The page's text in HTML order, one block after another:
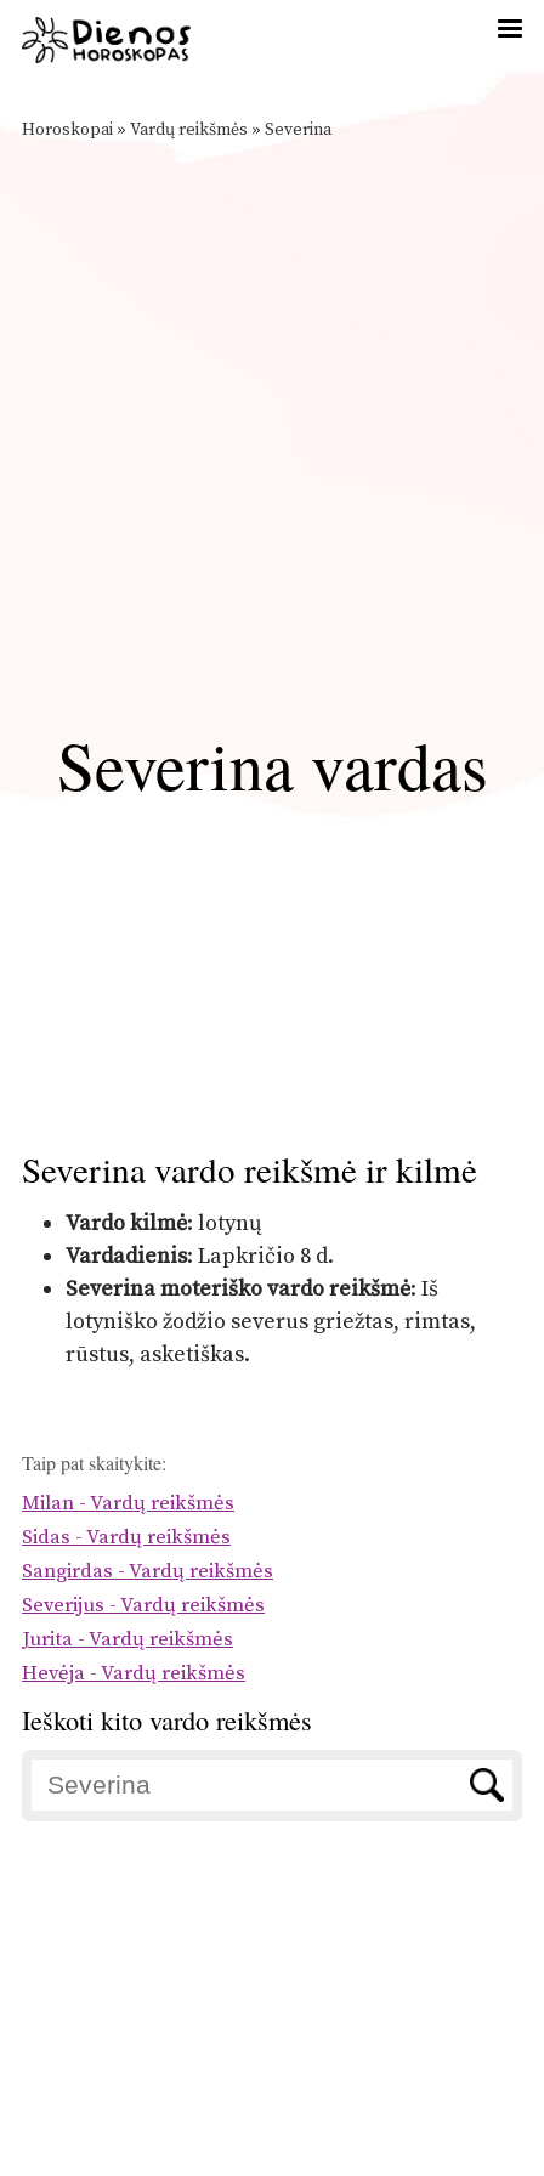
Horoskopai » Vardų reikšmės » Severina
Severina vardas
Severina vardo reikšmė ir kilmė
Vardo kilmė: lotynų
Vardadienis: Lapkričio 8 d.
Severina moteriško vardo reikšmė: Iš
lotyniško žodžio severus griežtas, rimtas,
rūstus, asketiškas.
Taip pat skaitykite:
Milan - Vardų reikšmės
Sidas - Vardų reikšmės
Sangirdas - Vardų reikšmės
Severijus - Vardų reikšmės
Jurita - Vardų reikšmės
Hevėja - Vardų reikšmės
Ieškoti kito vardo reikšmės